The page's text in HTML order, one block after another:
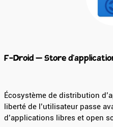
F-Droid – Store
Écosystème de distribution
liberté de l’utilisateur passe
d’applications libres et open